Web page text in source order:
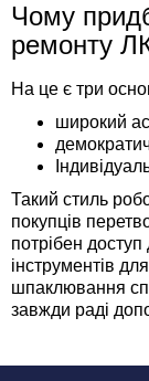
Чому
ремонту
На це є три
широкий
Такий стиль
покупців
потрібен доступ
інструментів
шпаклювання
завжди раді